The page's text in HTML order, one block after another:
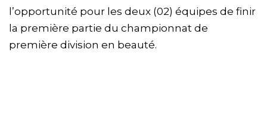
l’opportunité pour les deux (02) équipes de finir
la première partie du championnat de
première division en beauté.